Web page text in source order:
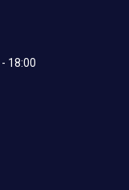
18:00